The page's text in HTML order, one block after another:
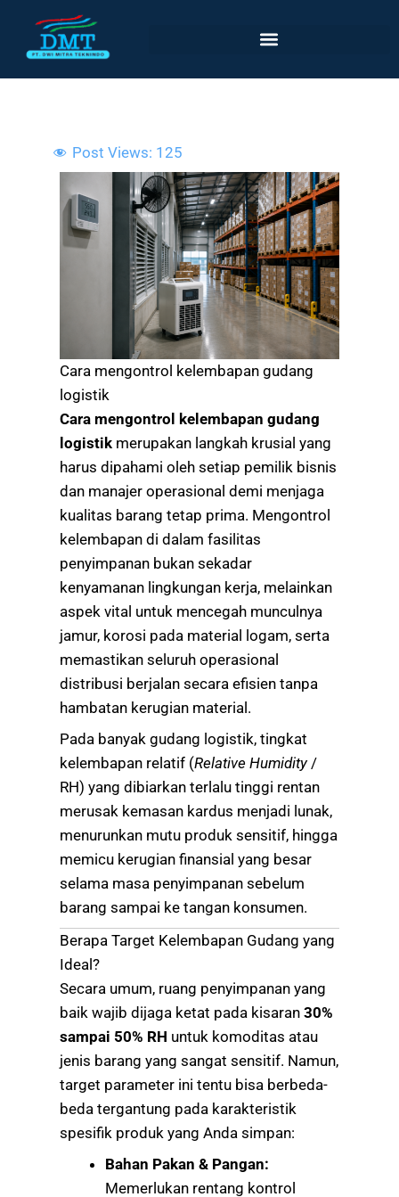
konten
Post Views: 125
Cara mengontrol kelembapan gudang
logistik
Cara mengontrol kelembapan gudang
logistik merupakan langkah krusial yang
harus dipahami oleh setiap pemilik bisnis
dan manajer operasional demi menjaga
kualitas barang tetap prima. Mengontrol
kelembapan di dalam fasilitas
penyimpanan bukan sekadar
kenyamanan lingkungan kerja, melainkan
aspek vital untuk mencegah munculnya
jamur, korosi pada material logam, serta
memastikan seluruh operasional
distribusi berjalan secara efisien tanpa
hambatan kerugian material.
Pada banyak gudang logistik, tingkat
kelembapan relatif (Relative Humidity/
RH) yang dibiarkan terlalu tinggi rentan
merusak kemasan kardus menjadi lunak,
menurunkan mutu produk sensitif, hingga
memicu kerugian finansial yang besar
selama masa penyimpanan sebelum
barang sampai ke tangan konsumen.
Berapa Target Kelembapan Gudang yang
Ideal?
Secara umum, ruang penyimpanan yang
baik wajib dijaga ketat pada kisaran 30%
sampai 50% RH untuk komoditas atau
jenis barang yang sangat sensitif. Namun,
target parameter ini tentu bisa berbeda-
beda tergantung pada karakteristik
spesifik produk yang Anda simpan:
Bahan Pakan & Pangan:
Memerlukan rentang kontrol